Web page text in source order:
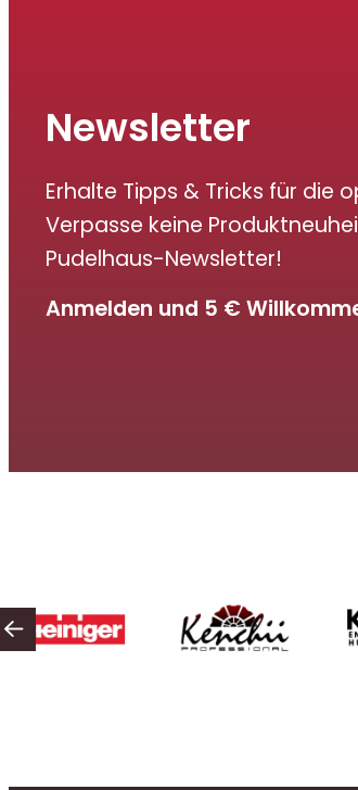
Newsletter
Erhalte Tipps & Tricks für die
Verpasse keine
Pudelhaus-Newsletter!
Anmelden und 5 €